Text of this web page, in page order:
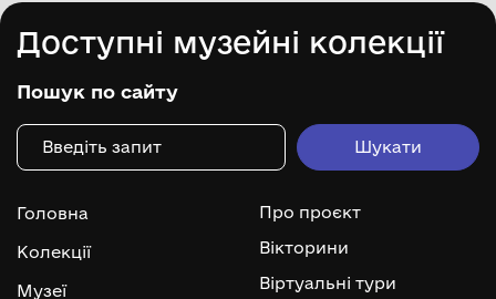
Доступні музейні колекції
Пошук по сайту
Головна
Колекції
Музеї
Про проєкт
Вікторини
Віртуальні тури